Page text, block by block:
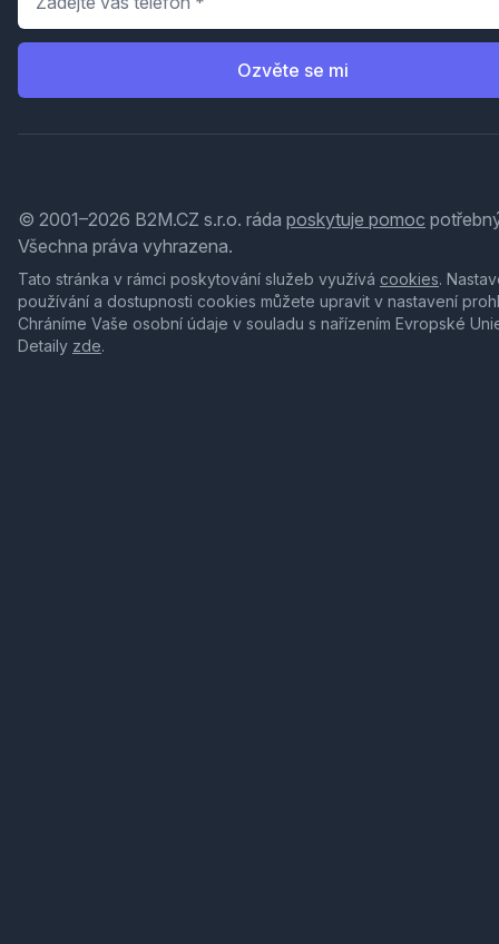
Ozvěte se mi
© 2001–2026 B2M.CZ s.r.o. ráda poskytuje pomoc
Všechna práva vyhrazena.
Tato stránka v rámci poskytování služeb využívá cookies.
používání a dostupnosti cookies můžete upravit v nastavení
Chráníme Vaše osobní údaje v souladu s nařízením Evropské
Detaily zde.